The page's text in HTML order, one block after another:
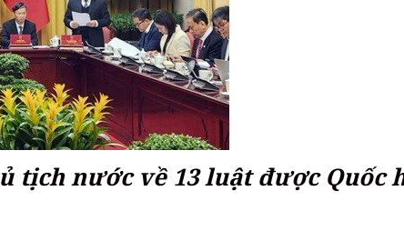
tịch nước về 13 luật được Quốc